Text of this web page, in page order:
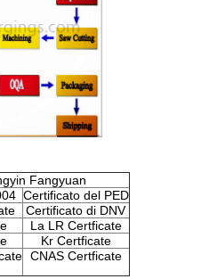
Fangyuan
Certificato del PED
Certificato di DNV
La LR Certficate
Kr Certficate
CNAS Certficate